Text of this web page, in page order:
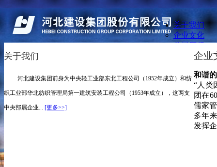
关于我们
企业文化
发展历程
业务概览
其他业务
海外业务
关于我们
河北建设集团前身为中央轻工业部东北工程公司（1952年成立）和纺
织工业部华北纺织管理局第一建筑安装工程公司（1953年成立），这两支
中央部属企业... [更多>>]
企业
和谐
“人类
团在
儒家
多年
发挥
业务概览
投资者关系
传媒中心
人力资源